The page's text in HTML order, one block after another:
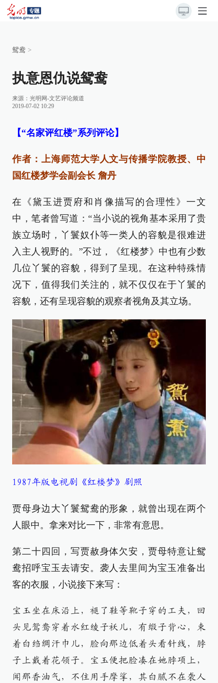
鸳鸯 >
执意恩仇说鸳鸯
来源： 光明网-文艺评论频道
2019-07-02 10:29
【“名家评红楼”系列评论】
作者： 上海师范大学人文与传播学院教授、中
国红楼梦学会副会长 詹丹
在《黛玉进贾府和肖像描写的合理性》一文
中，笔者曾写道：“当小说的视角基本采用了贵
族立场时，丫鬟奴仆等一类人的容貌是很难进
入主人视野的。”不过，《红楼梦》中也有少数
几位丫鬟的容貌，得到了呈现。在这种特殊情
况下，值得我们关注的，就不仅仅在于丫鬟的
容貌，还有呈现容貌的观察者视角及其立场。
1987年版电视剧《红楼梦》剧照
贾母身边大丫鬟鸳鸯的形象，就曾出现在两个
人眼中。拿来对比一下，非常有意思。
第二十四回，写贾赦身体欠安，贾母特意让鸳
鸯招呼宝玉去请安。袭人去里间为宝玉准备出
客的衣服，小说接下来写：
宝玉坐在床沿上，褪了鞋等靴子穿的工夫，回
头见鸳鸯穿着水红绫子袄儿，有缎子背心，束
着白绉绸汗巾儿，脸向那边低着头看针线，脖
子上戴着花领子。宝玉便把脸凑在她脖项上，
闻那香油气，不住用手摩挲，其白腻不在袭人